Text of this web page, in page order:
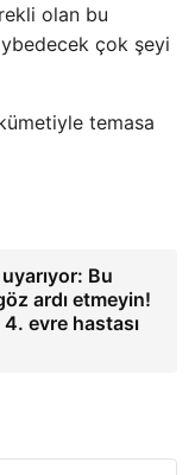
olan bu
çok şeyi
temasa
Bu
ardı etmeyin!
evre hastası